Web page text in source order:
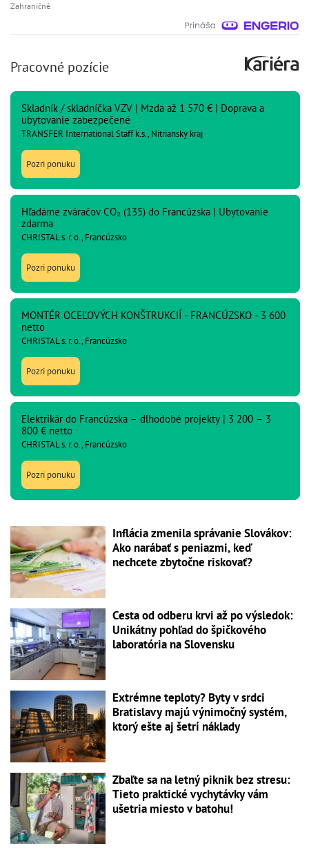
Zahraničné
Pracovné pozície
Skladník / skladníčka VZV | Mzda až 1 570 € | Doprava a
ubytovanie zabezpečené
TRANSFER International Staff k.s., Nitriansky kraj
Pozri ponuku
Hľadáme zváračov CO₂ (135) do Francúzska | Ubytovanie
zdarma
CHRISTAL s. r. o., Francúzsko
Pozri ponuku
MONTÉR OCEĽOVÝCH KONŠTRUKCIÍ - FRANCÚZSKO - 3 600
netto
CHRISTAL s. r. o., Francúzsko
Pozri ponuku
Elektrikár do Francúzska – dlhodobé projekty | 3 200 – 3
800 € netto
CHRISTAL s. r. o., Francúzsko
Pozri ponuku
Inflácia zmenila správanie Slovákov:
Ako narábať s peniazmi, keď
nechcete zbytočne riskovať?
Cesta od odberu krvi až po výsledok:
Unikátny pohľad do špičkového
laboratória na Slovensku
Extrémne teploty? Byty v srdci
Bratislavy majú výnimočný systém,
ktorý ešte aj šetrí náklady
Zbaľte sa na letný piknik bez stresu:
Tieto praktické vychytávky vám
ušetria miesto v batohu!